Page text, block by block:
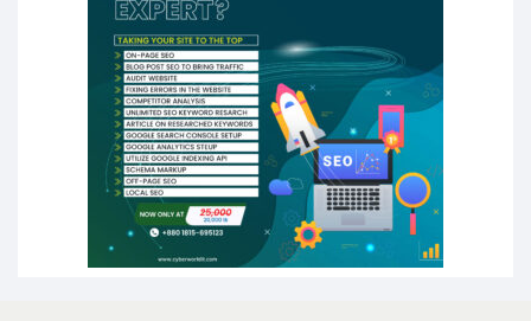
উচ্চশিক্ষায় গৌরবময় অর্জন: পূর্ণ স্কলারশিপে যুক্তরাষ্ট্রে
পিএইচডি করছেন কুয়েটের কৃতি…
সারা দেশে বজ্রাঘাতে ১৪ জনের প্রাণহানি
কঠোর হচ্ছে এসএসসি ও এইচএসসি পরীক্ষা
ফরিদগঞ্জে আগুনে পুড়লো ৬ ব্যবসা প্রতিষ্ঠান